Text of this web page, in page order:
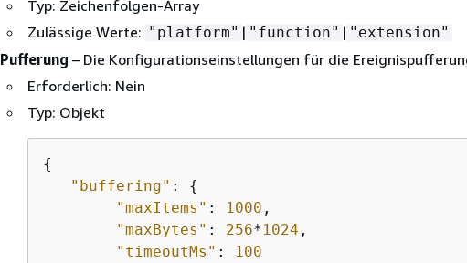
Typ: Zeichenfolgen-Array
Zulässige Werte: "platform" | "function" | "extension"
Pufferung – Die Konfigurationseinstellungen für die
Erforderlich: Nein
Typ: Objekt
{
"buffering" : {
"maxItems" : 1000 ,
"maxBytes" : 256*1024 ,
"timeoutMs" :
100